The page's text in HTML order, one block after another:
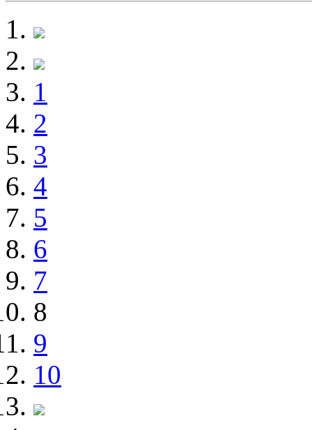
1
2
3
4
5
6
7
8
9
10